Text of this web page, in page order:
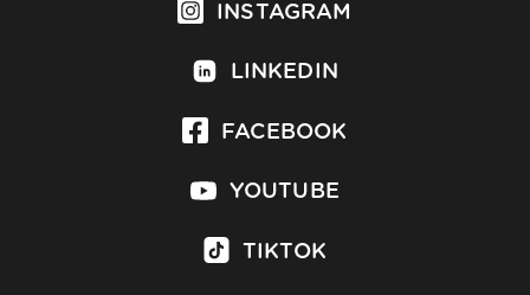
INSTAGRAM
LINKEDIN
FACEBOOK
YOUTUBE
TIKTOK